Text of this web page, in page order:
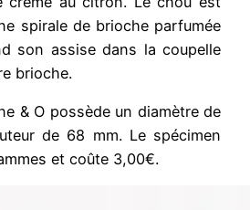
spirale de brioche parfumée
son assise dans la coupelle
brioche.
& O possède un diamètre de
de 68 mm. Le spécimen
et coûte 3,00€.